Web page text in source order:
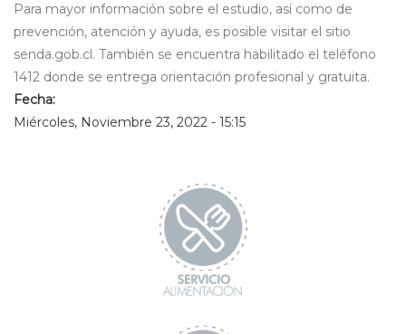
Para mayor información sobre el estudio, así como de
prevención, atención y ayuda, es posible visitar el sitio
senda.gob.cl. También se encuentra habilitado el teléfono
1412 donde se entrega orientación profesional y gratuita.
Fecha:
Miércoles, Noviembre 23, 2022 - 15:15